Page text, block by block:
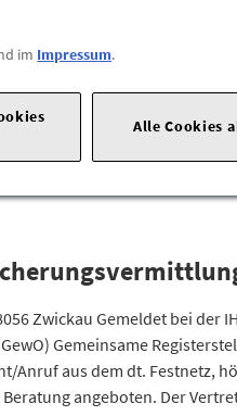
Äußere Schneeberger Str.
Zwickau Gemeldet bei der
Gemeinsame
Anruf aus dem dt. Festnetz,
angeboten. Der
im Impressum.
Alle Cookies